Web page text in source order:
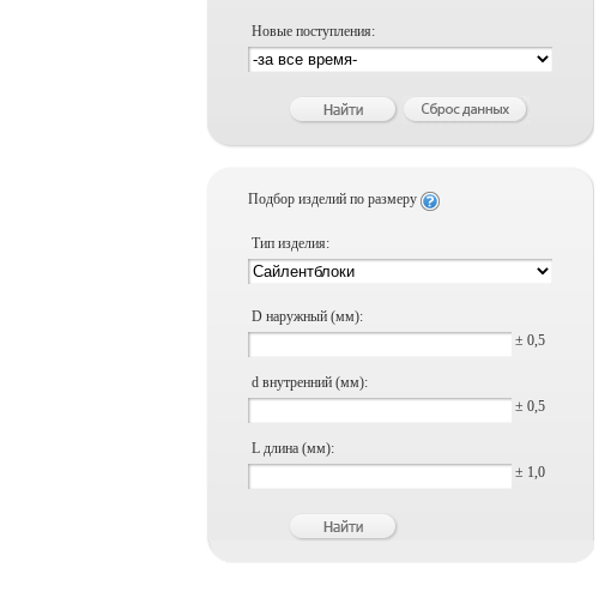
Новые поступления:
Подбор изделий по размеру
Тип изделия:
D наружный (мм):
± 0,5
d внутренний (мм):
± 0,5
L длина (мм):
± 1,0